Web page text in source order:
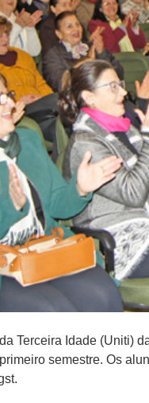
Terceira Idade (Uniti)
semestre. Os